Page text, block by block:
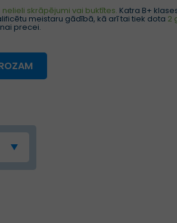
skrāpējumi vai buktītes. Katra B+
meistaru gādībā, kā arī tai tiek dota 2
precei.